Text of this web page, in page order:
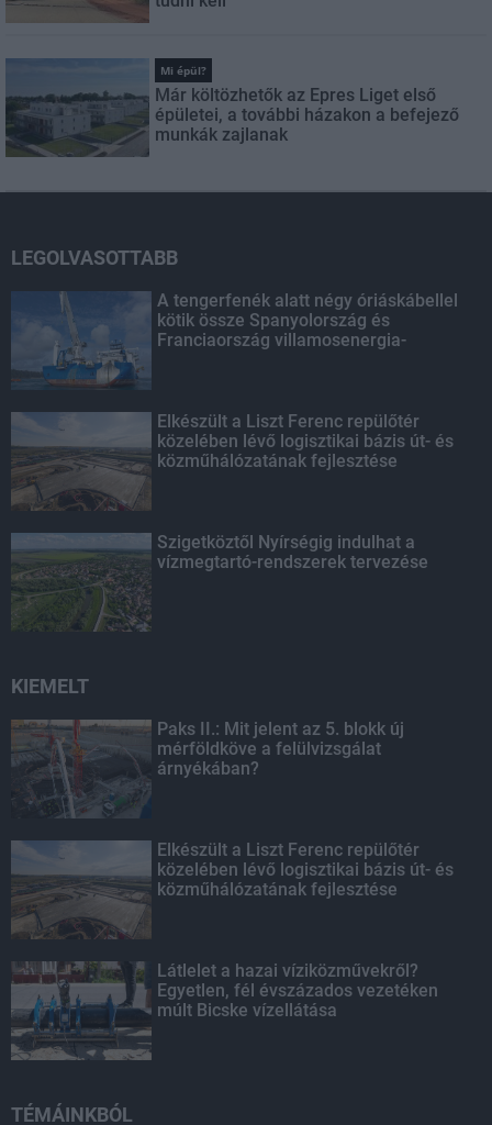
Mi épül?
Már költözhetők az Epres Liget első
épületei, a további házakon a befejező
munkák zajlanak
LEGOLVASOTTABB
A tengerfenék alatt négy óriáskábellel
kötik össze Spanyolország és
Franciaország villamosenergia-
Elkészült a Liszt Ferenc repülőtér
közelében lévő logisztikai bázis út- és
közműhálózatának fejlesztése
Szigetköztől Nyírségig indulhat a
vízmegtartó-rendszerek tervezése
KIEMELT
Paks II.: Mit jelent az 5. blokk új
mérföldköve a felülvizsgálat
árnyékában?
Elkészült a Liszt Ferenc repülőtér
közelében lévő logisztikai bázis út- és
közműhálózatának fejlesztése
Látlelet a hazai víziközművekről?
Egyetlen, fél évszázados vezetéken
múlt Bicske vízellátása
TÉMÁINKBÓL